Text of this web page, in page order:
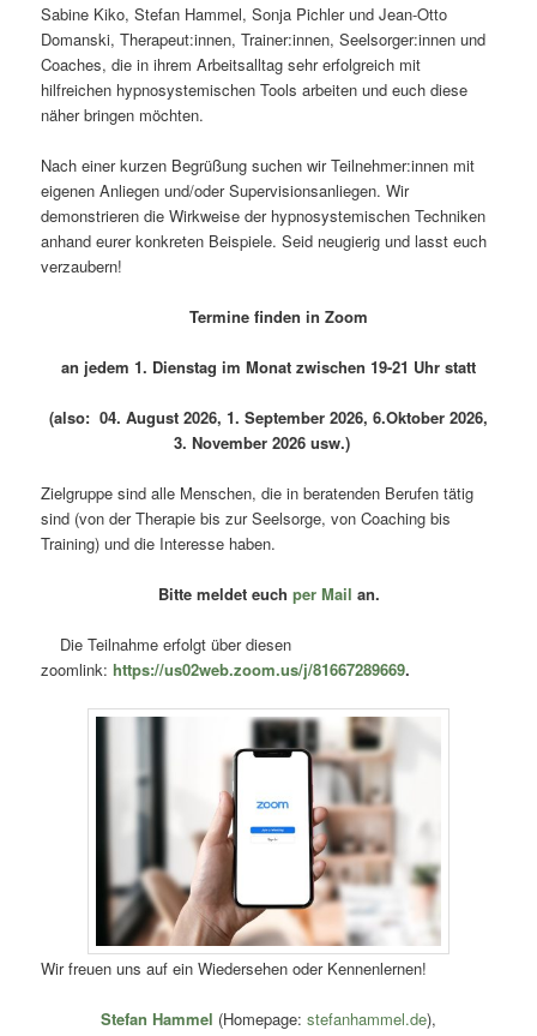
Sabine Kiko, Stefan Hammel, Sonja Pichler und Jean-Otto
Domanski, Therapeut:innen, Trainer:innen, Seelsorger:innen und
Coaches, die in ihrem Arbeitsalltag sehr erfolgreich mit
hilfreichen hypnosystemischen Tools arbeiten und euch diese
näher bringen möchten.
Nach einer kurzen Begrüßung suchen wir Teilnehmer:innen mit
eigenen Anliegen und/oder Supervisionsanliegen. Wir
demonstrieren die Wirkweise der hypnosystemischen Techniken
anhand eurer konkreten Beispiele. Seid neugierig und lasst euch
verzaubern!
Termine finden in Zoom
an jedem 1. Dienstag im Monat zwischen 19-21 Uhr statt
(also: 04. August 2026, 1. September 2026, 6.Oktober 2026,
3. November 2026 usw.)
Zielgruppe sind alle Menschen, die in beratenden Berufen tätig
sind (von der Therapie bis zur Seelsorge, von Coaching bis
Training) und die Interesse haben.
Bitte meldet euch per Mail an.
Die Teilnahme erfolgt über diesen
zoomlink:https://us02web.zoom.us/j/81667289669.
Wir freuen uns auf ein Wiedersehen oder Kennenlernen!
Stefan Hammel (Homepage: stefanhammel.de),